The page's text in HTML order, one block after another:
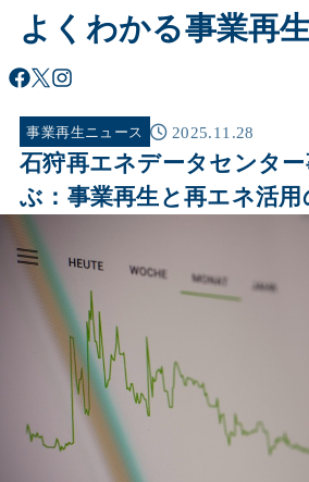
よくわかる事業再
事業再生ニュース 2025.11.28
石狩再エネデータセンタ
ぶ：事業再生と再エネ活